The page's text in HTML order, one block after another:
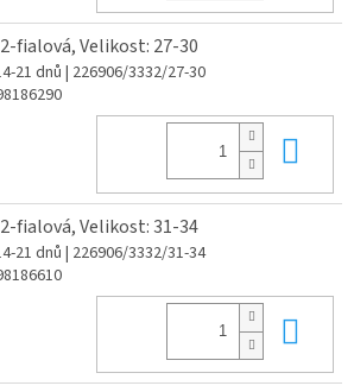
fialová, Velikost: 27-30
21 dnů| 226906/3332/27-30
fialová, Velikost: 31-34
21 dnů| 226906/3332/31-34